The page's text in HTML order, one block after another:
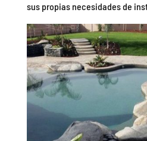
sus propias necesidades de